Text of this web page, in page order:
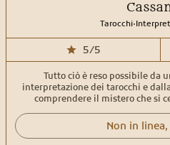
Tarocchi.
5/5
Tutto ciò è reso possibile da
interpretazione dei tarocchi e
comprendere il mistero che si
accompagnarvi incontro al
accurate risposte ed attribuire
Non in